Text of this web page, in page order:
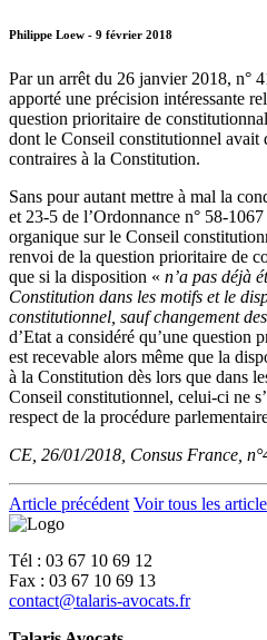
Philippe Loew - 9 février 2018
Par un arrêt du 26 janvier 2018, n°
apporté une précision intéressante
question prioritaire de
dont le Conseil constitutionnel avait
contraires à la Constitution.
Sans pour autant mettre à mal la
et 23-5 de l’Ordonnance n° 58-
organique sur le Conseil
renvoi de la question prioritaire de
que si la disposition « n’a pas déjà
Constitution dans les motifs et le
constitutionnel, sauf changement
d’Etat a considéré qu’une question
est recevable alors même que la
à la Constitution dès lors que dans
Conseil constitutionnel, celui-ci ne
respect de la procédure
CE, 26/01/2018, Consus France,
Article précédent Voir tous les
Tél : 03 67 10 69 12
Fax : 03 67 10 69 13
contact@talaris-avocats.fr